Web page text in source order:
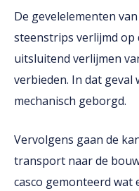
De gevelelementen
steenstrips verlijmd op
uitsluitend verlijmen
verbieden. In dat
mechanisch geborgd.
Vervolgens gaan de
transport naar de
casco gemonteerd wat